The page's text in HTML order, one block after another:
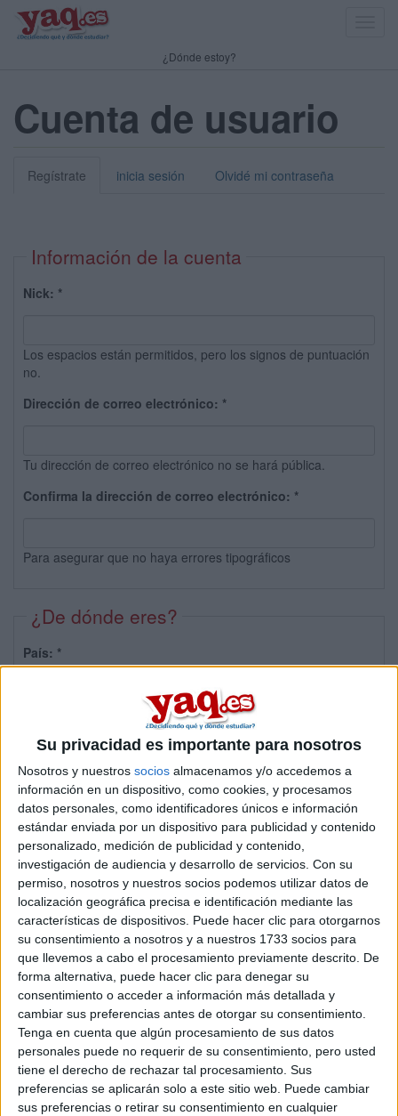
Su privacidad es importante para nosotros
Nosotros y nuestros socios almacenamos y/o accedemos a
información en un dispositivo, como cookies, y procesamos
datos personales, como identificadores únicos e información
estándar enviada por un dispositivo para publicidad y contenido
personalizado, medición de publicidad y contenido,
investigación de audiencia y desarrollo de servicios. Con su
permiso, nosotros y nuestros socios podemos utilizar datos de
localización geográfica precisa e identificación mediante las
características de dispositivos. Puede hacer clic para otorgarnos
su consentimiento a nosotros y a nuestros 1733 socios para
que llevemos a cabo el procesamiento previamente descrito. De
forma alternativa, puede hacer clic para denegar su
consentimiento o acceder a información más detallada y
cambiar sus preferencias antes de otorgar su consentimiento.
Tenga en cuenta que algún procesamiento de sus datos
personales puede no requerir de su consentimiento, pero usted
tiene el derecho de rechazar tal procesamiento. Sus
preferencias se aplicarán solo a este sitio web. Puede cambiar
sus preferencias o retirar su consentimiento en cualquier
¿Dónde estoy?
Cuenta de usuario
Regístrate inicia sesión Olvidé mi contraseña
Información de la cuenta
Nick: *
Los espacios están permitidos, pero los signos de puntuación
no.
Dirección de correo electrónico: *
Tu dirección de correo electrónico no se hará pública.
Confirma la dirección de correo electrónico: *
Para asegurar que no haya errores tipográficos
¿De dónde eres?
País: *
Sobre ti
Soy:*
Chico
Chica
¿En qué año terminas (o terminaste) bachillerato o FP?
Soy estudiante de:*
Términos y Condiciones de Uso